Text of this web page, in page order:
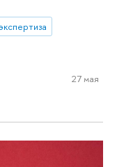
27 мая